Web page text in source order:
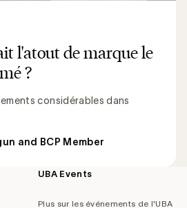
l'atout de marque le
?
considérables dans
and BCP Member
UBA Events
Plus sur les événements de l'UBA